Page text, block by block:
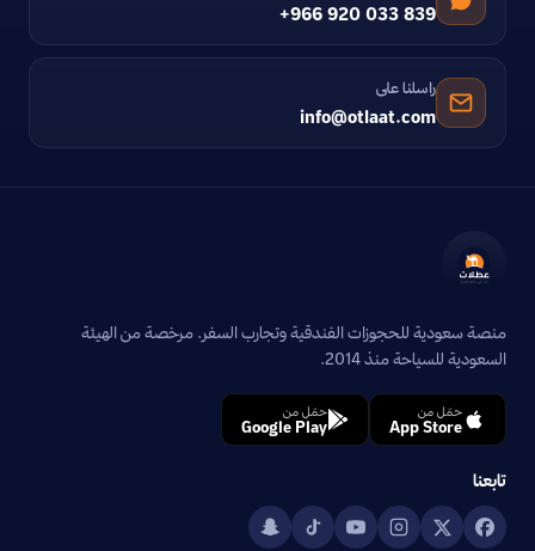
+966 920 033 839
راسلنا على
info@otlaat.com
منصة سعودية للحجوزات الفندقية وتجارب السفر. مرخصة من الهيئة
السعودية للسياحة منذ 2014.
حمّل من
App Store
حمّل من
Google Play
تابعنا